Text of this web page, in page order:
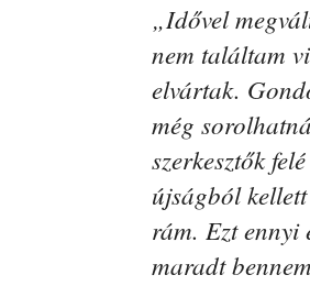
„Idővel
nem találtam
elvártak.
még
szerkesztők
újságból
rám. Ezt ennyi
maradt